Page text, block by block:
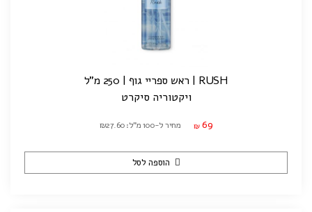
RUSH | ראש ספריי גוף | 250 מ"ל
ויקטוריה סיקרט
₪ 69 מחיר ל-100 מ"ל: ₪27.60
הוספה לסל